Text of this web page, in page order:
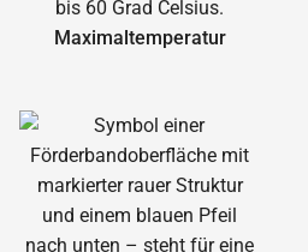
Maximal­temperatur